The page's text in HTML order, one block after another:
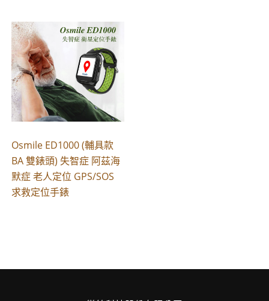
Osmile ED1000 (輔具款
BA 雙錶頭) 失智症 阿茲海
默症 老人定位 GPS/SOS
求救定位手錶